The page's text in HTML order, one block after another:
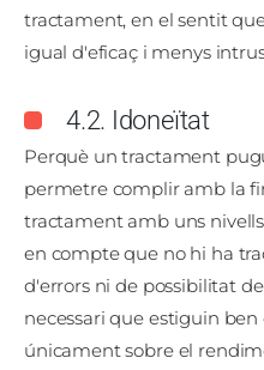
tractament, en el sentit
igual d'eficaç i menys
4.2. Idoneïtat
Perquè un tractament
permetre complir amb la
tractament amb uns
en compte que no hi ha
d'errors ni de possibilitat
necessari que estiguin
únicament sobre el